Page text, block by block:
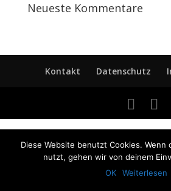
Neueste Kommentare
Kontakt Datenschutz
Diese Website benutzt Cookies.
nutzt, gehen wir von deinem
OK
Weiterlesen